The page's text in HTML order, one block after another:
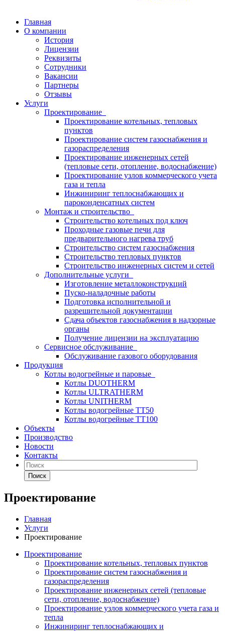
Главная
О компании
История
Лицензии
Реквизиты
Сотрудники
Вакансии
Партнеры
Отзывы
Услуги
Проектирование
Проектирование котельных, тепловых
пунктов
Проектирование систем газоснабжения и
газораспределения
Проектирование инженерных сетей
(тепловые сети, отопление, водоснабжение)
Проектирование узлов коммерческого учета
газа и тепла
Инжиниринг теплоснабжающих и
пароконденсатных систем
Монтаж и строительство
Строительство котельных под ключ
Проходные газовые печи для
предварительного нагрева труб
Строительство систем газоснабжения
Строительство тепловых пунктов
Строительство инженерных систем и сетей
Дополнительные услуги
Изготовление металлоконструкций
Пуско-наладочные работы
Подготовка исполнительной и
разрешительной документации
Сдача объектов газоснабжения в надзорные
органы
Получение лицензии на эксплуатацию
Сервисное обслуживание
Обслуживание газового оборудования
Продукция
Котлы водогрейные и паровые
Котлы DUOTHERM
Котлы ULTRATHERM
Котлы UNITHERM
Котлы водогрейные ТТ50
Котлы водогрейные ТТ100
Объекты
Производство
Новости
Контакты
Поиск
Проектирование
Главная
Услуги
Проектирование
Проектирование
Проектирование котельных, тепловых пунктов
Проектирование систем газоснабжения и
газораспределения
Проектирование инженерных сетей (тепловые
сети, отопление, водоснабжение)
Проектирование узлов коммерческого учета газа и
тепла
Инжиниринг теплоснабжающих и